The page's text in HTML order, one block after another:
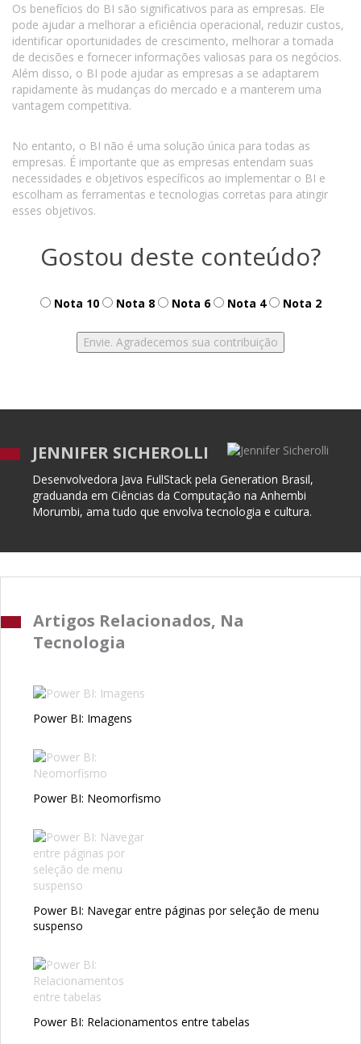
Os benefícios do BI são significativos para as empresas. Ele
pode ajudar a melhorar a eficiência operacional, reduzir custos,
identificar oportunidades de crescimento, melhorar a tomada
de decisões e fornecer informações valiosas para os negócios.
Além disso, o BI pode ajudar as empresas a se adaptarem
rapidamente às mudanças do mercado e a manterem uma
vantagem competitiva.
No entanto, o BI não é uma solução única para todas as
empresas. É importante que as empresas entendam suas
necessidades e objetivos específicos ao implementar o BI e
escolham as ferramentas e tecnologias corretas para atingir
esses objetivos.
Gostou deste conteúdo?
Nota 10 Nota 8 Nota 6 Nota 4 Nota 2
JENNIFER SICHEROLLI
Desenvolvedora Java FullStack pela Generation Brasil,
graduanda em Ciências da Computação na Anhembi
Morumbi, ama tudo que envolva tecnologia e cultura.
Artigos Relacionados, Na
Tecnologia
Power BI: Imagens
Power BI: Neomorfismo
Power BI: Navegar entre páginas por seleção de menu
suspenso
Power BI: Relacionamentos entre tabelas